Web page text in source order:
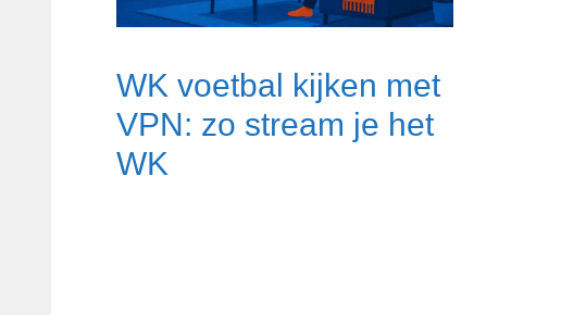
WK voetbal kijken met
VPN: zo stream je het
WK